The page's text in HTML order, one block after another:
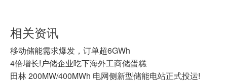
相关资讯
移动储能需求爆发，订单超6GWh
4倍增长!户储企业吃下海外工商储蛋糕
田林 200MW/400MWh 电网侧新型储能电站正式投运!